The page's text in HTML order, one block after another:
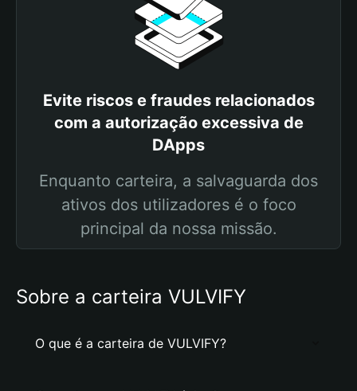
Evite riscos e fraudes relacionados
com a autorização excessiva de
DApps
Enquanto carteira, a salvaguarda dos
ativos dos utilizadores é o foco
principal da nossa missão.
Sobre a carteira VULVIFY
O que é a carteira de VULVIFY?